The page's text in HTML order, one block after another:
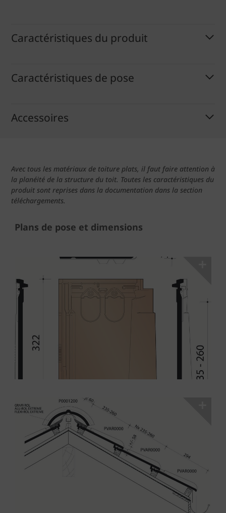
Caractéristiques du produit
Caractéristiques de pose
Accessoires
Avec tous les matériaux de toiture plats, il faut faire attention à
la planéité de la structure du toit. Toutes les caractéristiques du
produit sont reprises dans la documentation dans la section
téléchargements.
Plans de pose et dimensions